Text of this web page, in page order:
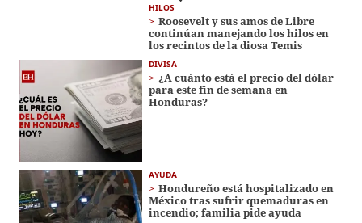
HILOS
Roosevelt y sus amos de Libre
continúan manejando los hilos en
los recintos de la diosa Temis
DIVISA
¿A cuánto está el precio del dólar
para este fin de semana en
Honduras?
AYUDA
Hondureño está hospitalizado en
México tras sufrir quemaduras en
incendio; familia pide ayuda